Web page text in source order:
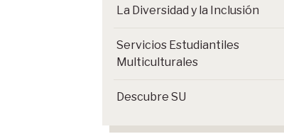
La Diversidad y la Inclusión
Servicios Estudiantiles
Multiculturales
Descubre SU